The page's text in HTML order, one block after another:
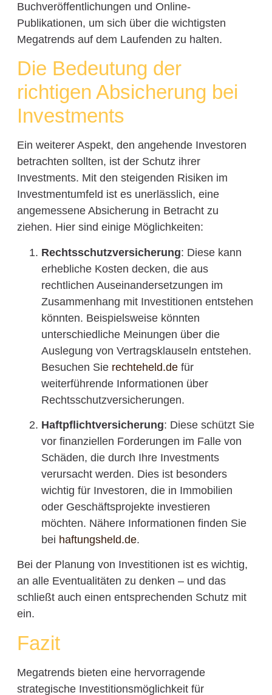
Buchveröffentlichungen und Online-
Publikationen, um sich über die wichtigsten
Megatrends auf dem Laufenden zu halten.
Die Bedeutung der
richtigen Absicherung bei
Investments
Ein weiterer Aspekt, den angehende Investoren
betrachten sollten, ist der Schutz ihrer
Investments. Mit den steigenden Risiken im
Investmentumfeld ist es unerlässlich, eine
angemessene Absicherung in Betracht zu
ziehen. Hier sind einige Möglichkeiten:
Rechtsschutzversicherung: Diese kann
erhebliche Kosten decken, die aus
rechtlichen Auseinandersetzungen im
Zusammenhang mit Investitionen entstehen
könnten. Beispielsweise könnten
unterschiedliche Meinungen über die
Auslegung von Vertragsklauseln entstehen.
Besuchen Sie rechteheld.defür
weiterführende Informationen über
Rechtsschutzversicherungen.
Haftpflichtversicherung: Diese schützt Sie
vor finanziellen Forderungen im Falle von
Schäden, die durch Ihre Investments
verursacht werden. Dies ist besonders
wichtig für Investoren, die in Immobilien
oder Geschäftsprojekte investieren
möchten. Nähere Informationen finden Sie
bei haftungsheld.de.
Bei der Planung von Investitionen ist es wichtig,
an alle Eventualitäten zu denken – und das
schließt auch einen entsprechenden Schutz mit
ein.
Fazit
Megatrends bieten eine hervorragende
strategische Investitionsmöglichkeit für